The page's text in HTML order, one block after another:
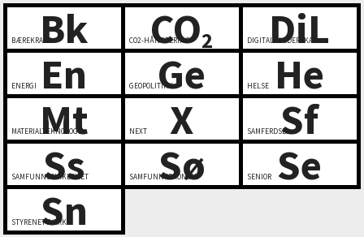
Bk
BÆREKRAFT CO2
CO2-HÅNDTERING DiL
DIGITALT LEDERSKAP
En
ENERGI Ge
GEOPOLITIKK He
HELSE
Mt
MATERIALTEKNOLOGI X
NEXT Sf
SAMFERDSEL
Ss
SAMFUNNSSIKKERHET Sø
SAMFUNNSØKONOMI Se
SENIOR
Sn
STYRENETTVERK